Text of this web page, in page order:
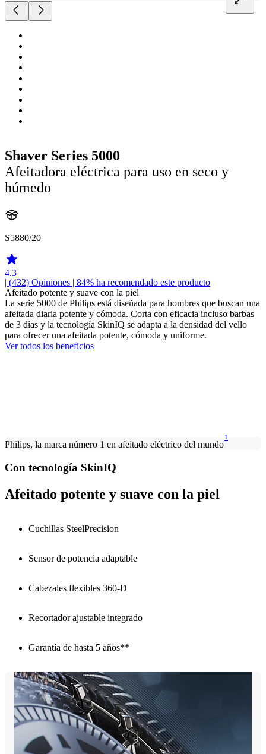
Shaver Series 5000
Afeitadora eléctrica para uso en seco y
húmedo
S5880/20
4.3
| (432) Opiniones | 84% ha recomendado este producto
Afeitado potente y suave con la piel
La serie 5000 de Philips está diseñada para hombres que buscan una
afeitada diaria potente y cómoda. Corta con eficacia incluso barbas
de 3 días y la tecnología SkinIQ se adapta a la densidad del vello
para ofrecer una afeitada potente, cómoda y uniforme.
Ver todos los beneficios
Philips, la marca número 1 en afeitado eléctrico del mundo
1
Con tecnología SkinIQ
Afeitado potente y suave con la piel
Cuchillas SteelPrecision
Sensor de potencia adaptable
Cabezales flexibles 360-D
Recortador ajustable integrado
Garantía de hasta 5 años**